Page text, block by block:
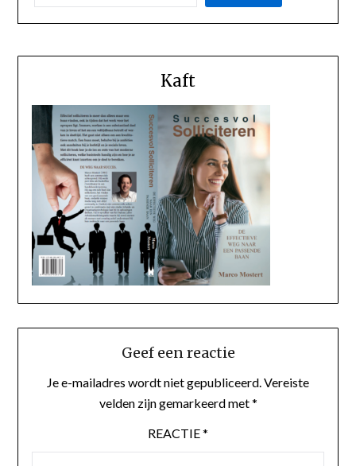
Kaft
Geef een reactie
Je e-mailadres wordt niet gepubliceerd. Vereiste
velden zijn gemarkeerd met*
REACTIE*